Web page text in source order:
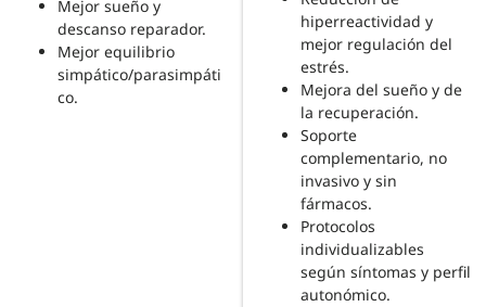
Mejor sueño y
descanso reparador.
Mejor equilibrio
simpático/parasimpáti
co.
hiperreactividad y
mejor regulación del
estrés.
Mejora del sueño y de
la recuperación.
Soporte
complementario, no
invasivo y sin
fármacos.
Protocolos
individualizables
según síntomas y perfil
autonómico.